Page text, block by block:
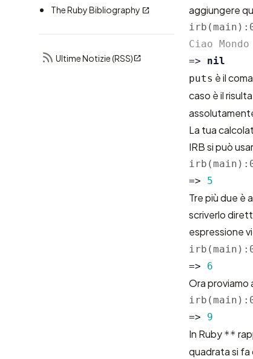
The Ruby Bibliography
Ultime Notizie (RSS)
aggiungere
=>
nil
puts è il
caso è il
La tua
IRB si può
=>
5
Tre più due è
scriverlo
espressione
=>
6
Ora proviamo
=>
9
In Ruby **
quadrata si fa